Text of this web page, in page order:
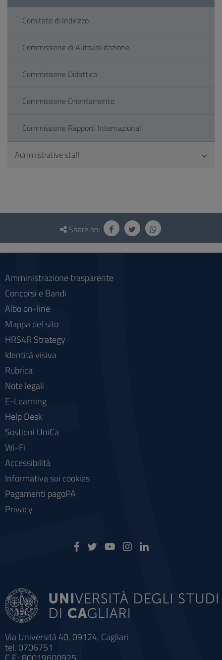
Comitato di Indirizzo
Commissione di Autovalutazione
Commissione Didattica
Commissione Orientamento
Commissione Rapporti Internazionali
Administrative staff
Questionnaire
social
Share on:
Via Università 40, 09124, Cagliari
tel. 0706751
Amministrazione trasparente
Concorsi e Bandi
Albo on-line
Mappa del sito
HRS4R Strategy
Identità visiva
Rubrica
Note legali
E-Learning
Help Desk
Sostieni UniCa
Wi-Fi
Accessibilità
Informativa sui cookies
Pagamenti pagoPA
Privacy